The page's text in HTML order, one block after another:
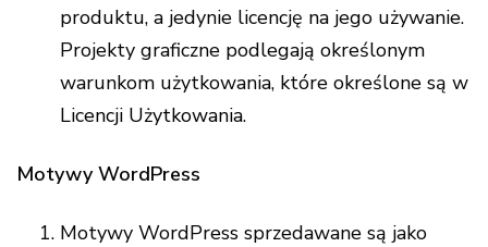
produktu, a jedynie licencję na jego używanie.
Projekty graficzne podlegają określonym
warunkom użytkowania, które określone są w
Licencji Użytkowania.
Motywy WordPress
Motywy WordPress sprzedawane są jako